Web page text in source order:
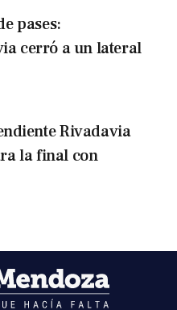
pases:
cerró a un lateral
Rivadavia
la final con